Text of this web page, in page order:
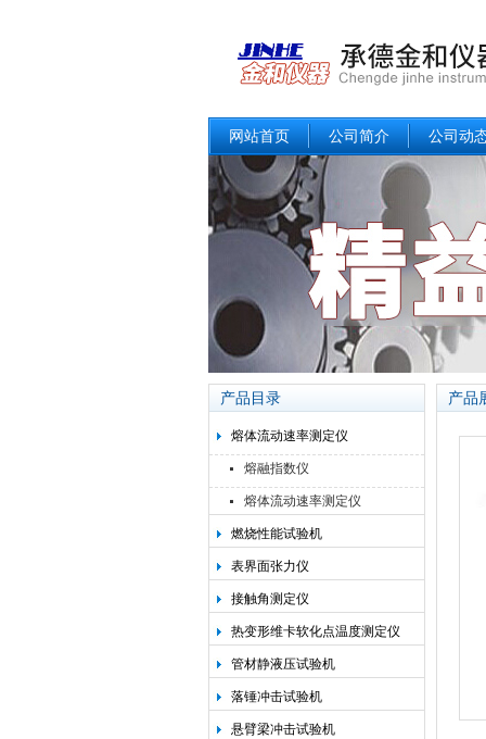
网站首页 公司简介 公司动
产品目录
熔体流动速率测定仪
熔融指数仪
熔体流动速率测定仪
燃烧性能试验机
表界面张力仪
接触角测定仪
热变形维卡软化点温度测定仪
管材静液压试验机
落锤冲击试验机
悬臂梁冲击试验机
产品